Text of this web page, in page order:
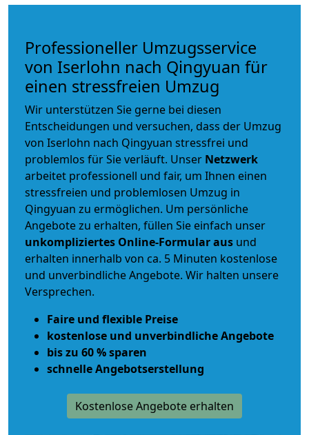
Professioneller Umzugsservice
von Iserlohn nach Qingyuan für
einen stressfreien Umzug
Wir unterstützen Sie gerne bei diesen
Entscheidungen und versuchen, dass der Umzug
von Iserlohn nach Qingyuan stressfrei und
problemlos für Sie verläuft. Unser Netzwerk
arbeitet professionell und fair, um Ihnen einen
stressfreien und problemlosen Umzug in
Qingyuan zu ermöglichen. Um persönliche
Angebote zu erhalten, füllen Sie einfach unser
unkompliziertes Online-Formular aus und
erhalten innerhalb von ca. 5 Minuten kostenlose
und unverbindliche Angebote. Wir halten unsere
Versprechen.
Faire und flexible Preise
kostenlose und unverbindliche Angebote
bis zu 60 % sparen
schnelle Angebotserstellung
Kostenlose Angebote erhalten